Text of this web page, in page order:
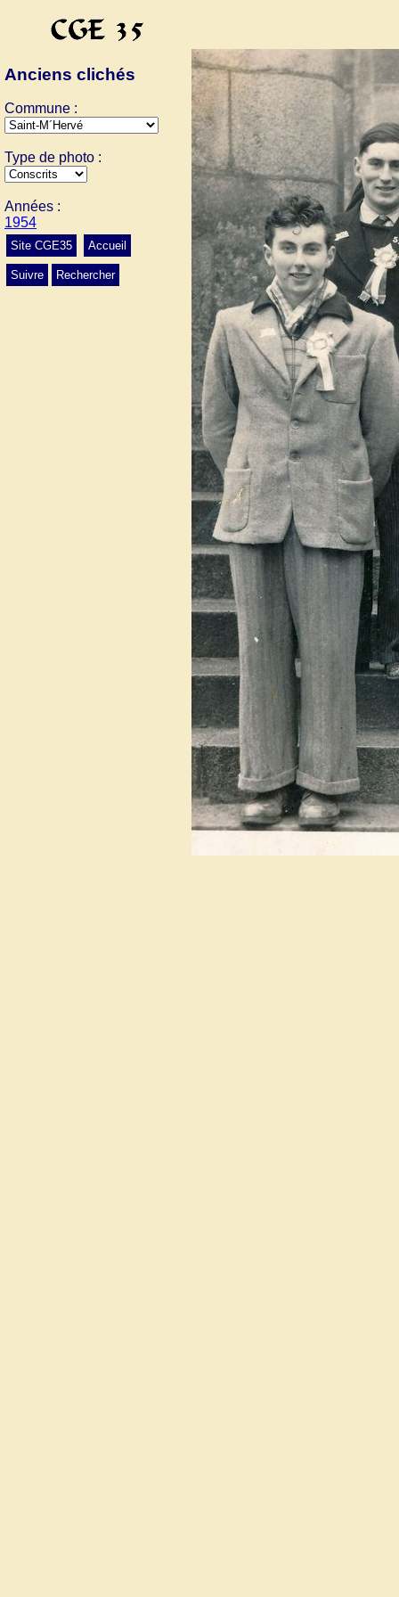
Anciens clichés
Commune :
Type de photo :
Années :
1954
Site CGE35 Accueil
Suivre Rechercher